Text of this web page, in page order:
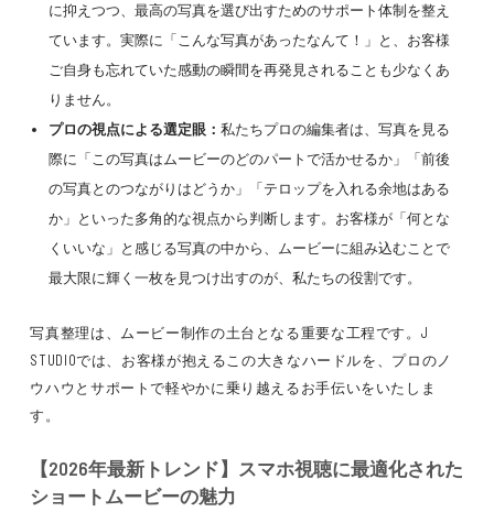
に抑えつつ、最高の写真を選び出すためのサポート体制を整え
ています。実際に「こんな写真があったなんて！」と、お客様
ご自身も忘れていた感動の瞬間を再発見されることも少なくあ
りません。
プロの視点による選定眼： 私たちプロの編集者は、写真を見る
際に「この写真はムービーのどのパートで活かせるか」「前後
の写真とのつながりはどうか」「テロップを入れる余地はある
か」といった多角的な視点から判断します。お客様が「何とな
くいいな」と感じる写真の中から、ムービーに組み込むことで
最大限に輝く一枚を見つけ出すのが、私たちの役割です。
写真整理は、ムービー制作の土台となる重要な工程です。J
STUDIOでは、お客様が抱えるこの大きなハードルを、プロのノ
ウハウとサポートで軽やかに乗り越えるお手伝いをいたしま
す。
【2026年最新トレンド】スマホ視聴に最適化された
ショートムービーの魅力